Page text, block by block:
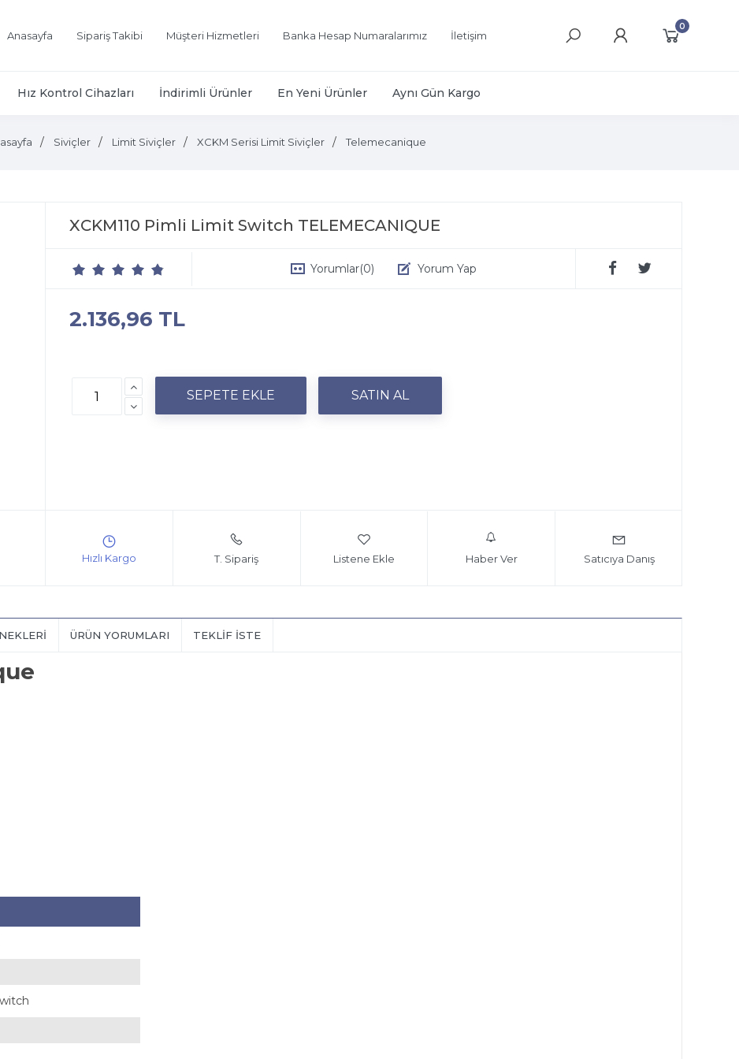
Anasayfa Sipariş Takibi Müşteri Hizmetleri Banka Hesap Numaralarımız İletişim
0
Hız Kontrol Cihazları İndirimli Ürünler En Yeni Ürünler Aynı Gün Kargo
Siviçler Limit Siviçler XCKM Serisi Limit Siviçler Telemecanique
XCKM110 Pimli Limit Switch TELEMECANIQUE
Yorumlar(0) Yorum Yap
2.136,96 TL
T. Sipariş Listene Ekle Haber Ver Satıcıya Danış
ÜRÜN YORUMLARI TEKLIF İSTE